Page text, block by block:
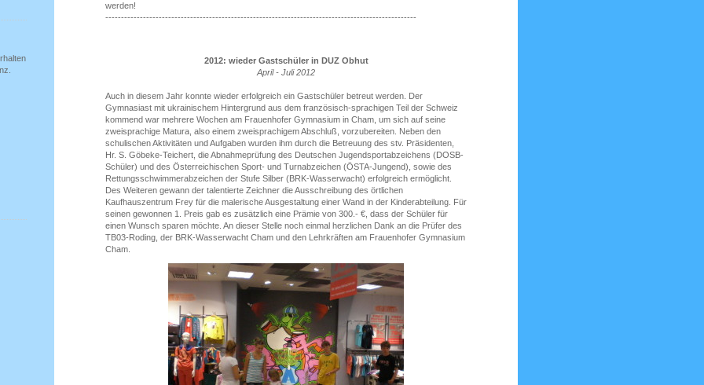
werden!
---------------------------------------------------------------------------------------------------
2012: wieder Gastschüler in DUZ Obhut
April - Juli 2012
Auch in diesem Jahr konnte wieder erfolgreich ein Gastschüler betreut werden. Der
Gymnasiast mit ukrainischem Hintergrund aus dem französisch-sprachigen Teil der Schweiz
kommend war mehrere Wochen am Frauenhofer Gymnasium in Cham, um sich auf seine
zweisprachige Matura, also einem zweisprachigem Abschluß, vorzubereiten. Neben den
schulischen Aktivitäten und Aufgaben wurden ihm durch die Betreuung des stv. Präsidenten,
Hr. S. Göbeke-Teichert, die Abnahmeprüfung des Deutschen Jugendsportabzeichens (DOSB-
Schüler) und des Österreichischen Sport- und Turnabzeichen (ÖSTA-Jungend), sowie des
Rettungsschwimmerabzeichen der Stufe Silber (BRK-Wasserwacht) erfolgreich ermöglicht.
Des Weiteren gewann der talentierte Zeichner die Ausschreibung des örtlichen
Kaufhauszentrum Frey für die malerische Ausgestaltung einer Wand in der Kinderabteilung. Für
seinen gewonnen 1. Preis gab es zusätzlich eine Prämie von 300.- €, dass der Schüler für
einen Wunsch sparen möchte. An dieser Stelle noch einmal herzlichen Dank an die Prüfer des
TB03-Roding, der BRK-Wasserwacht Cham und den Lehrkräften am Frauenhofer Gymnasium
Cham.